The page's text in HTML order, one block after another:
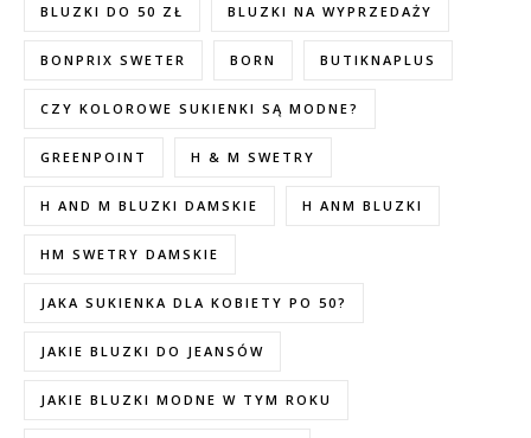
BLUZKI DO 50 ZŁ BLUZKI NA WYPRZEDAŻY
BONPRIX SWETER BORN BUTIKNAPLUS
CZY KOLOROWE SUKIENKI SĄ MODNE?
GREENPOINT H & M SWETRY
H AND M BLUZKI DAMSKIE H ANM BLUZKI
HM SWETRY DAMSKIE
JAKA SUKIENKA DLA KOBIETY PO 50?
JAKIE BLUZKI DO JEANSÓW
JAKIE BLUZKI MODNE W TYM ROKU